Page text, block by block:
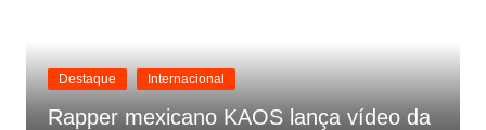
Destaque Internacional
Rapper mexicano KAOS lança vídeo da